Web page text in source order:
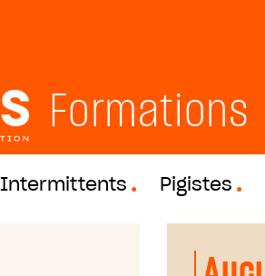
Formations
Intermittents Pigistes